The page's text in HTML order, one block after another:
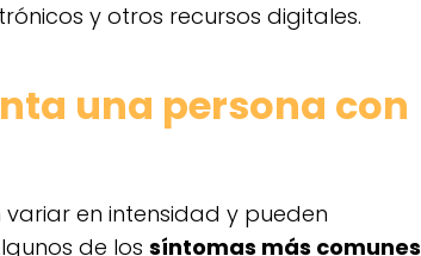
y otros recursos digitales.
una persona con
en intensidad y pueden
de los síntomas más comunes